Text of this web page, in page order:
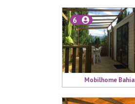
Mobilhome Bahia
6